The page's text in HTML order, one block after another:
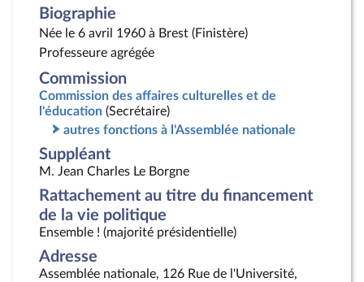
Biographie
Née le 6 avril 1960 à Brest (Finistère)
Professeure agrégée
Commission
Commission des affaires culturelles et de
l'éducation (Secrétaire)
autres fonctions à l'Assemblée nationale
Suppléant
M. Jean Charles Le Borgne
Rattachement au titre du financement
de la vie politique
Ensemble ! (majorité présidentielle)
Adresse
Assemblée nationale, 126 Rue de l'Université,